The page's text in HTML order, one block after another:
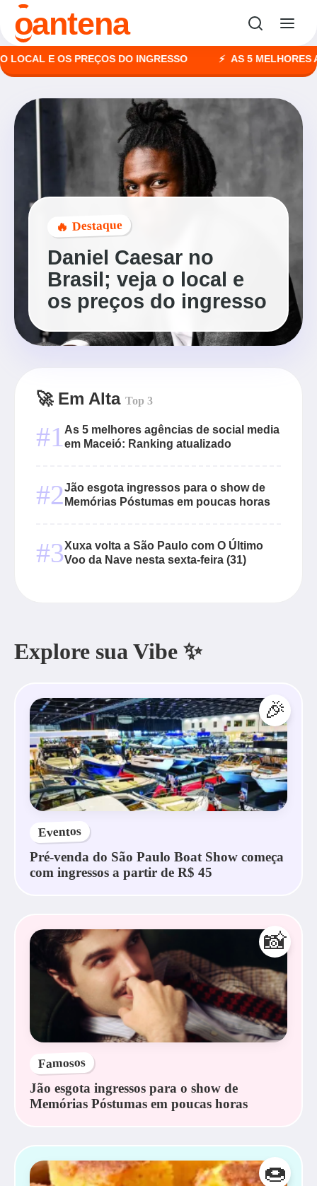
oantena
E OS PREÇOS DO INGRESSO AS 5 MELHORES
🔥 Destaque
Daniel Caesar no
Brasil; veja o local e
os preços do ingresso
🚀 Em Alta Top 3
#1As 5 melhores agências de social media
em Maceió: Ranking atualizado
#2Jão esgota ingressos para o show de
Memórias Póstumas em poucas horas
#3Xuxa volta a São Paulo com O Último
Voo da Nave nesta sexta-feira (31)
Explore sua Vibe ✨
🎉
Eventos
Pré-venda do São Paulo Boat Show começa
com ingressos a partir de R$ 45
📸
Famosos
Jão esgota ingressos para o show de
Memórias Póstumas em poucas horas
🍩